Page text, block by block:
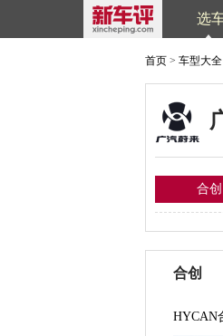
选
首页 > 车型大全
合创
合创
HYCAN